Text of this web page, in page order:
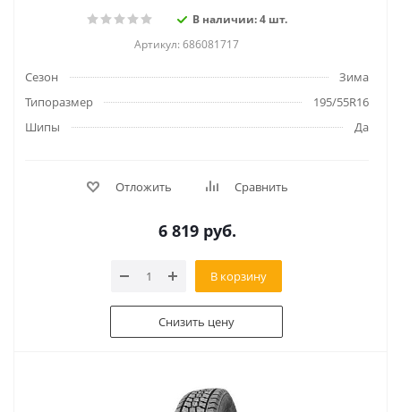
В наличии: 4 шт.
Артикул: 686081717
Сезон
Зима
Типоразмер
195/55R16
Шипы
Да
Отложить Сравнить
6 819 руб.
В корзину
Снизить цену